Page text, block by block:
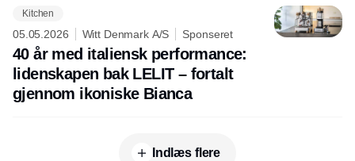
Kitchen
05.05.2026 Witt Denmark A/S Sponseret
40 år med italiensk performance:
lidenskapen bak LELIT – fortalt
gjennom ikoniske Bianca
Indlæs flere